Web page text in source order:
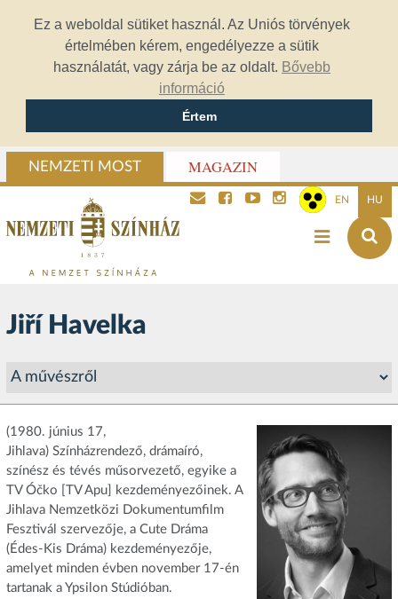
Ez a weboldal sütiket használ. Az Uniós törvények
értelmében kérem, engedélyezze a sütik
használatát, vagy zárja be az oldalt. Bővebb
információ
Értem
NEMZETI MOST MAGAZIN
EN HU
Jiří Havelka
(1980. június 17,
Jihlava) Színházrendező, drámaíró,
színész és tévés műsorvezető, egyike a
TV Óčko [TV Apu] kezdeményezőinek. A
Jihlava Nemzetközi Dokumentumfilm
Fesztivál szervezője, a Cute Dráma
(Édes-Kis Dráma) kezdeményezője,
amelyet minden évben november 17-én
tartanak a Ypsilon Stúdióban.